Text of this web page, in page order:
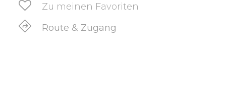
Zu meinen Favoriten
Route & Zugang